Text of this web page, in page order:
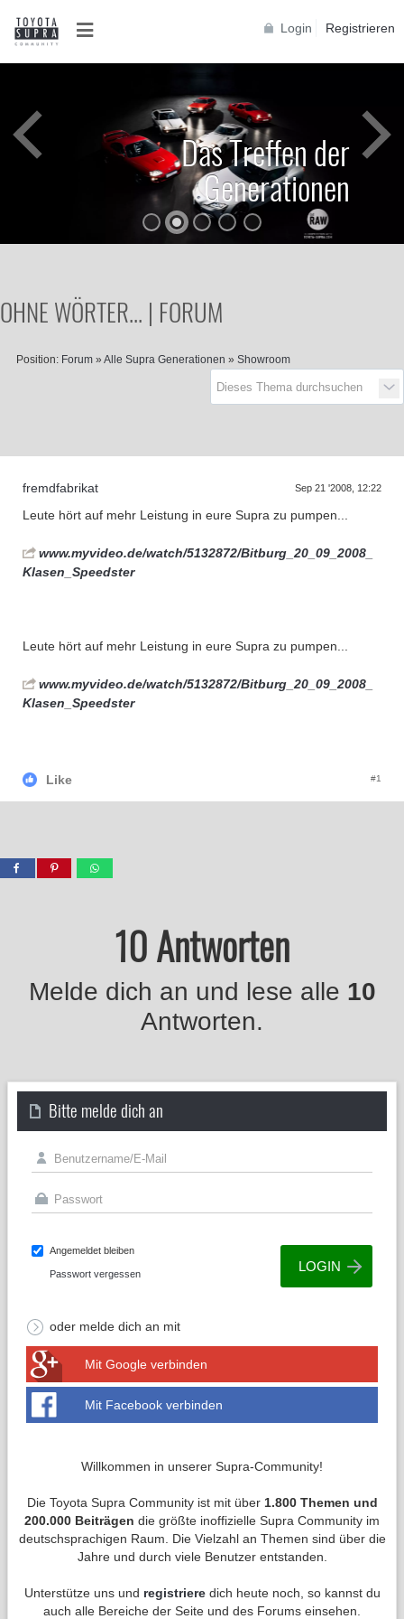
Login Registrieren
D
a
s
T
r
e
f
f
e
n
d
e
r
G
e
n
e
r
a
t
i
o
n
e
n
Das Treffen der
Generationen
OHNE WÖRTER... | FORUM
Position: Forum » Alle Supra Generationen » Showroom
fremdfabrikat Sep 21 '2008, 12:22
Leute hört auf mehr Leistung in eure Supra zu pumpen...
www.myvideo.de/watch/5132872/Bitburg_20_09_2008_
Klasen_Speedster
Leute hört auf mehr Leistung in eure Supra zu pumpen...
www.myvideo.de/watch/5132872/Bitburg_20_09_2008_
Klasen_Speedster
Like #1
10 Antworten
Melde dich an und lese alle 10
Antworten.
Bitte melde dich an
Angemeldet bleiben
Passwort vergessen
oder melde dich an mit
Mit Google verbinden
Mit Facebook verbinden
Willkommen in unserer Supra-Community!
Die Toyota Supra Community ist mit über 1.800 Themen und
200.000 Beiträgen die größte inoffizielle Supra Community im
deutschsprachigen Raum. Die Vielzahl an Themen sind über die
Jahre und durch viele Benutzer entstanden.
Unterstütze uns und registrieredich heute noch, so kannst du
auch alle Bereiche der Seite und des Forums einsehen.